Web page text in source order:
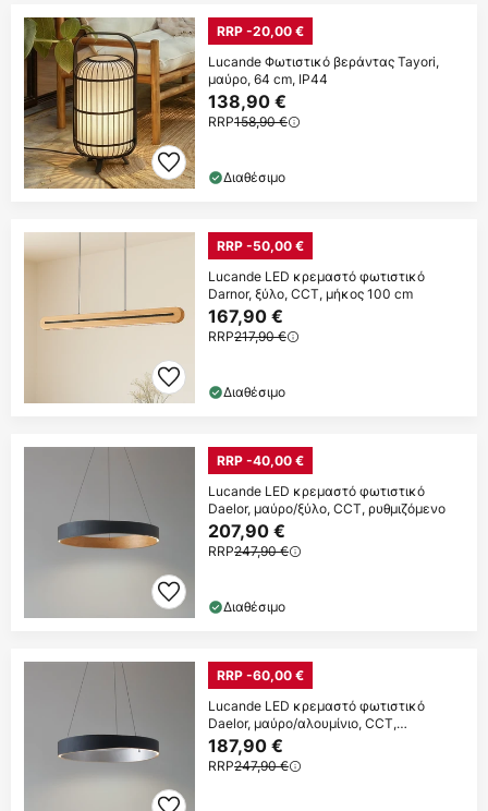
RRP -20,00 €
Lucande Φωτιστικό βεράντας Tayori,
μαύρο, 64 cm, IP44
138,90 €
RRP158,90 €
Διαθέσιμο
RRP -50,00 €
Lucande LED κρεμαστό φωτιστικό
Darnor, ξύλο, CCT, μήκος 100 cm
167,90 €
RRP217,90 €
Διαθέσιμο
RRP -40,00 €
Lucande LED κρεμαστό φωτιστικό
Daelor, μαύρο/ξύλο, CCT, ρυθμιζόμενο
207,90 €
RRP247,90 €
Διαθέσιμο
RRP -60,00 €
Lucande LED κρεμαστό φωτιστικό
Daelor, μαύρο/αλουμίνιο, CCT,
ρυθμιζόμενη ένταση
187,90 €
RRP247,90 €